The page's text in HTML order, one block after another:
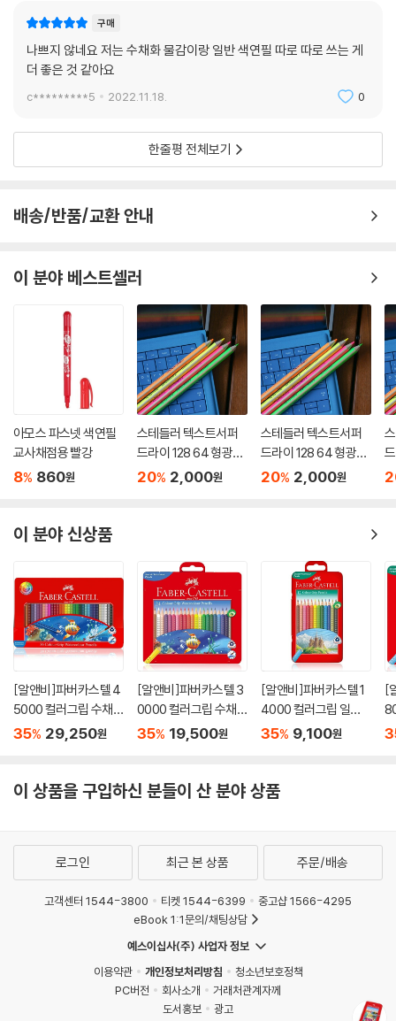
구매
나쁘지 않네요 저는 수채화 물감이랑 일반 색연필 따로 따로 쓰는 게
더 좋은 것 같아요
c*********5 2022.11.18. 0
한줄평 전체보기
배송/반품/교환 안내
이 분야 베스트셀러
아모스 파스넷 색연필
교사채점용 빨강
8% 860원
스테들러 텍스트서퍼
드라이 128 64 형광색
연필
20% 2,000원
스테들러 텍스트서퍼
드라이 128 64 형광색
연필
20% 2,000원
이 분야 신상품
[알앤비]파버카스텔 4
5000 컬러그립 수채
색연필 36색 틴케이스
35% 29,250원
[알앤비]파버카스텔 3
0000 컬러그립 수채
색연필 24색 틴케이스
35% 19,500원
[알앤비]파버카스텔 1
4000 컬러그립 일반
유성색연필 12색 틴케
35% 9,100원
[
이 상품을 구입하신 분들이 산 분야 상품
로그인 최근 본 상품 주문/배송
고객센터 1544-3800 티켓 1544-6399
중고샵 1566-4295
eBook 1:1문의/채팅상담
예스이십사(주) 사업자 정보
이용약관
개인정보처리방침
청소년보호정책
PC버전
회사소개
거래처관계자께
도서홍보
광고